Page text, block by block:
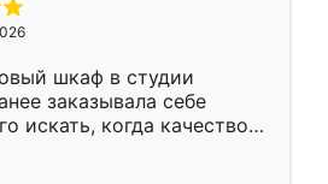
шкаф в студии
заказывала себе
искать, когда качеством
Служит кухня уже почти
нет.